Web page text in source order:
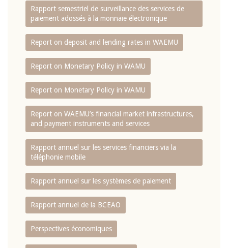
Rapport semestriel de surveillance des services de
paiement adossés à la monnaie électronique
Report on deposit and lending rates in WAEMU
Report on Monetary Policy in WAMU
Report on Monetary Policy in WAMU
Report on WAEMU’s financial market infrastructures,
and payment instruments and services
Rapport annuel sur les services financiers via la
téléphonie mobile
Rapport annuel sur les systèmes de paiement
Rapport annuel de la BCEAO
Perspectives économiques